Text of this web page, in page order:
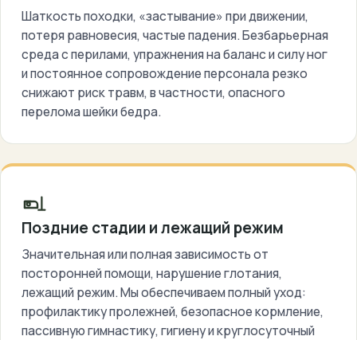
Шаткость походки, «застывание» при движении,
потеря равновесия, частые падения. Безбарьерная
среда с перилами, упражнения на баланс и силу ног
и постоянное сопровождение персонала резко
снижают риск травм, в частности, опасного
перелома шейки бедра.
Поздние стадии и лежащий режим
Значительная или полная зависимость от
посторонней помощи, нарушение глотания,
лежащий режим. Мы обеспечиваем полный уход:
профилактику пролежней, безопасное кормление,
пассивную гимнастику, гигиену и круглосуточный